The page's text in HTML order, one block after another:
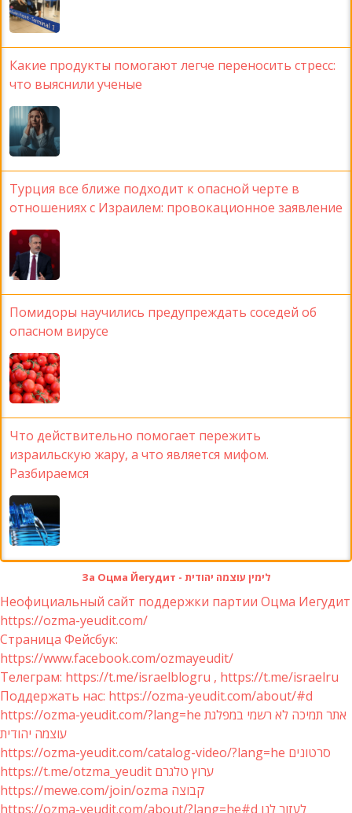
Какие продукты помогают легче переносить стресс:
что выяснили ученые
Турция все ближе подходит к опасной черте в
отношениях с Израилем: провокационное заявление
Помидоры научились предупреждать соседей об
опасном вирусе
Что действительно помогает пережить
израильскую жару, а что является мифом.
Разбираемся
За Оцма Йегудит - לימין עוצמה יהודית
Неофициальный сайт поддержки партии Оцма Иегудит
https://ozma-yeudit.com/
Страница Фейсбук:
https://www.facebook.com/ozmayeudit/
Телеграм: https://t.me/israelblogru , https://t.me/israelru
Поддержать нас: https://ozma-yeudit.com/about/#d
https://ozma-yeudit.com/?lang=he אתר תמיכה לא רשמי במפלגת
עוצמה יהודית
https://ozma-yeudit.com/catalog-video/?lang=he סרטונים
https://t.me/otzma_yeudit ערוץ טלגרם
https://mewe.com/join/ozma קבוצה
https://ozma-yeudit.com/about/?lang=he#d לעזור לנו